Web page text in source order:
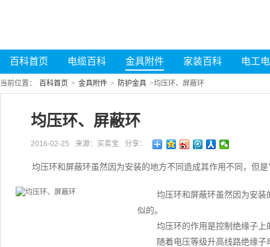
百科首页 电缆百科 金具附件 家装百科 电工
当前位置： 百科首页 > 金具附件 > 防护金具 >均压环、屏蔽环
均压环、屏蔽环
2016-02-25 来源：买卖宝 分享：
均压环和屏蔽环虽然因为安装的地方不同造成其作用不同，但
均压环和屏蔽环虽然因为安
似的。
均压环的作用是控制绝缘子
随着电压等级升高线路绝缘